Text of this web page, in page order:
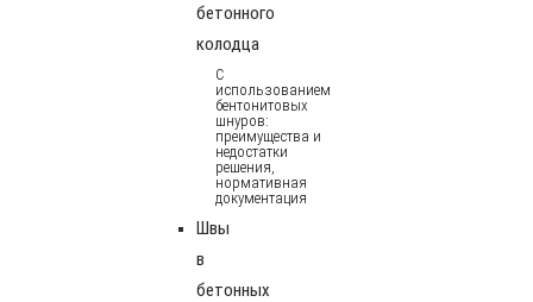
бетонного
колодца
С
использованием
бентонитовых
шнуров:
преимущества и
недостатки
решения,
нормативная
документация
Швы
в
бетонных